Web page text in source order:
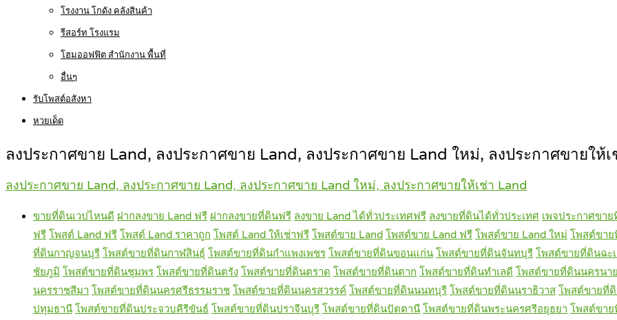
โรงงาน โกดัง คลังสินค้า
รีสอร์ท โรงแรม
โฮมออฟฟิต สำนักงาน พื้นที่
อื่นๆ
รับโพสต์อสังหา
หวยเด็ด
ลงประกาศขาย Land, ลงประกาศขาย Land, ลงประกาศขาย Land ใหม่, ลงประกาศขายให้
ลงประกาศขาย Land, ลงประกาศขาย Land, ลงประกาศขาย Land ใหม่, ลงประกาศขายให้เช่า Land
ขายที่ดินเวปไหนดี ฝากลงขาย Land ฟรี ฝากลงขายที่ดินฟรี ลงขาย Land ได้ทั่วประเทศฟรี ลงขายที่ดินได้ทั่วประเทศ เพจประกาศขา
ฟรี โพสต์ Land ฟรี โพสต์ Land ราคาถูก โพสต์ Land ให้เช่าฟรี โพสต์ขาย Land โพสต์ขาย Land ฟรี โพสต์ขาย Land ใหม่ โพสต์ขา
ที่ดินกาญจนบุรี โพสต์ขายที่ดินกาฬสินธุ์ โพสต์ขายที่ดินกำแพงเพชร โพสต์ขายที่ดินขอนแก่น โพสต์ขายที่ดินจันทบุรี โพสต์ขายที่ดินฉะเ
ชัยภูมิ โพสต์ขายที่ดินชุมพร โพสต์ขายที่ดินตรัง โพสต์ขายที่ดินตราด โพสต์ขายที่ดินตาก โพสต์ขายที่ดินทำเลดี โพสต์ขายที่ดินนครนา
นครราชสีมา โพสต์ขายที่ดินนครศรีธรรมราช โพสต์ขายที่ดินนครสวรรค์ โพสต์ขายที่ดินนนทบุรี โพสต์ขายที่ดินนราธิวาส โพสต์ขายที่
ปทุมธานี โพสต์ขายที่ดินประจวบคีรีขันธ์ โพสต์ขายที่ดินปราจีนบุรี โพสต์ขายที่ดินปัตตานี โพสต์ขายที่ดินพระนครศรีอยุธยา โพสต์ขาย